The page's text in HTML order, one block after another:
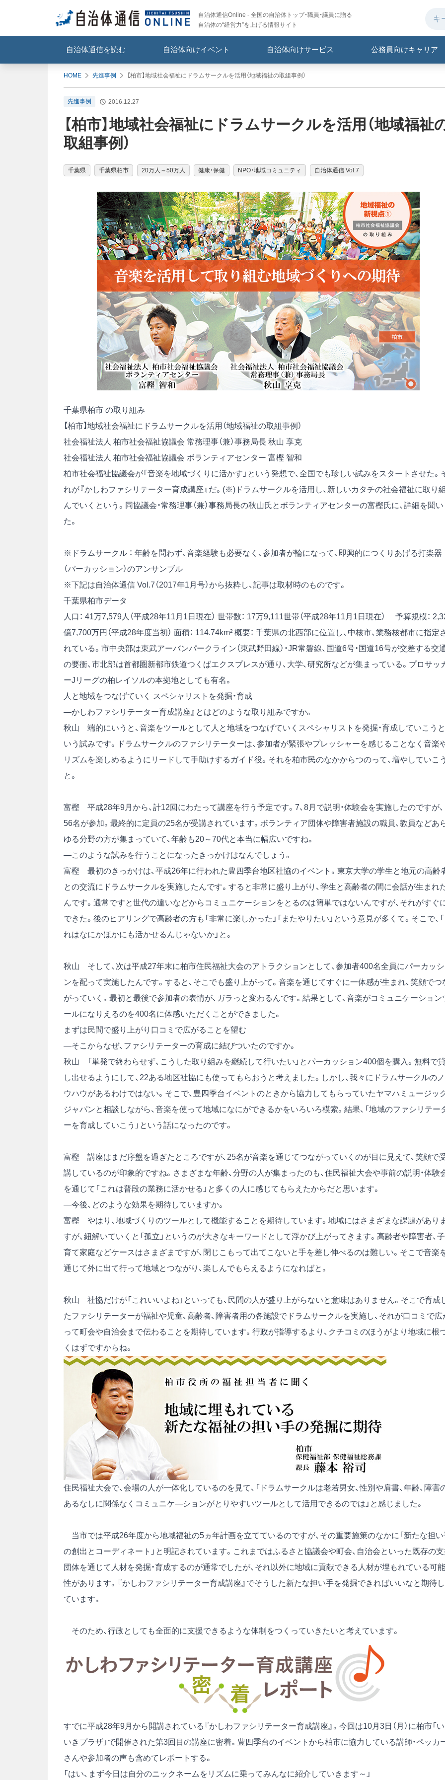
自治体通信Online - 全国の自治体トップ・職員・議員に贈る
自治体の“経営力”を上げる情報サイト
自治体通信を読む 自治体向けイベント 自治体向けサービス 公務員向けキャリア
HOME 先進事例 【柏市】地域社会福祉にドラムサークルを活用（地域福祉の取組事例）
先進事例 2016.12.27
【柏市】地域社会福祉にドラムサークルを活用（地域福祉
取組事例）
千葉県 千葉県柏市 20万人～50万人 健康・保健 NPO・地域コミュニティ 自治体通信 Vol.7
千葉県柏市 の取り組み
【柏市】地域社会福祉にドラムサークルを活用（地域福祉の取組事例）
社会福祉法人 柏市社会福祉協議会 常務理事（兼）事務局長 秋山 享克
社会福祉法人 柏市社会福祉協議会 ボランティアセンター 富樫 智和
柏市社会福祉協議会が「音楽を地域づくりに活かす」という発想で、全国でも珍しい試みをスタートさせた。
れが『かしわファシリテーター育成講座』だ。(※)ドラムサークルを活用し、新しいカタチの社会福祉に取り組
んでいくという。同協議会・常務理事（兼）事務局長の秋山氏とボランティアセンターの富樫氏に、詳細を聞い
た。
※ドラムサークル ： 年齢を問わず、音楽経験も必要なく、参加者が輪になって、即興的につくりあげる打楽器
（パーカッション）のアンサンブル
※下記は自治体通信 Vol.7（2017年1月号）から抜粋し、記事は取材時のものです。
千葉県柏市データ
人口： 41万7,579人（平成28年11月1日現在） 世帯数： 17万9,111世帯（平成28年11月1日現在）
予算規模：
億7,700万円（平成28年度当初） 面積： 114.74km² 概要： 千葉県の北西部に位置し、中核市、業務核都市に指定
れている。市中央部は東武アーバンパークライン（東武野田線）・JR常磐線、国道6号・国道16号が交差する交
の要衝、市北部は首都圏新都市鉄道つくばエクスプレスが通り、大学、研究所などが集まっている。プロサッ
ーJリーグの柏レイソルの本拠地としても有名。
人と地域をつなげていく スペシャリストを発掘・育成
―かしわファシリテーター育成講座』とはどのような取り組みですか。
秋山 端的にいうと、音楽をツールとして人と地域をつなげていくスペシャリストを発掘・育成していこうと
いう試みです。ドラムサークルのファシリテーターは、参加者が緊張やプレッシャーを感じることなく音楽
リズムを楽しめるようにリードして手助けするガイド役。それを柏市民のなかからつのって、増やしていこう
と。
富樫 平成28年9月から、計12回にわたって講座を行う予定です。7、8月で説明・体験会を実施したのですが、
56名が参加。最終的に定員の25名が受講されています。ボランティア団体や障害者施設の職員、教員などあ
ゆる分野の方が集まっていて、年齢も20～70代と本当に幅広いですね。
―このような試みを行うことになったきっかけはなんでしょう。
富樫 最初のきっかけは、平成26年に行われた豊四季台地区社協のイベント。東京大学の学生と地元の高齢
との交流にドラムサークルを実施したんです。すると非常に盛り上がり、学生と高齢者の間に会話が生まれ
んです。通常ですと世代の違いなどからコミュニケーションをとるのは簡単ではないんですが、それがすぐ
できた。後のヒアリングで高齢者の方も「非常に楽しかった」「またやりたい」という意見が多くて。そこで、「
れはなにかほかにも活かせるんじゃないか」と。
秋山 そして、次は平成27年末に柏市住民福祉大会のアトラクションとして、参加者400名全員にパーカッシ
ンを配って実施したんです。すると、そこでも盛り上がって。音楽を通じてすぐに一体感が生まれ、笑顔でつ
がっていく。最初と最後で参加者の表情が、ガラっと変わるんです。結果として、音楽がコミュニケーション
ールになりえるのを400名に体感いただくことができました。
まずは民間で盛り上がり口コミで広がることを望む
―そこからなぜ、ファシリテーターの育成に結びついたのですか。
秋山 「単発で終わらせず、こうした取り組みを継続して行いたい」とパーカッション400個を購入。無料で
し出せるようにして、22ある地区社協にも使ってもらおうと考えました。しかし、我々にドラムサークルのノ
ウハウがあるわけではない。そこで、豊四季台イベントのときから協力してもらっていたヤマハミュージッ
ジャパンと相談しながら、音楽を使って地域になにができるかをいろいろ模索。結果、「地域のファシリテー
ーを育成していこう」という話になったのです。
富樫 講座はまだ序盤を過ぎたところですが、25名が音楽を通じてつながっていくのが目に見えて、笑顔で
講しているのが印象的ですね。さまざまな年齢、分野の人が集まったのも、住民福祉大会や事前の説明・体験
を通じて「これは普段の業務に活かせる」と多くの人に感じてもらえたからだと思います。
―今後、どのような効果を期待していますか。
富樫 やはり、地域づくりのツールとして機能することを期待しています。地域にはさまざまな課題がありま
すが、紐解いていくと「孤立」というのが大きなキーワードとして浮かび上がってきます。高齢者や障害者、子
育て家庭などケースはさまざまですが、閉じこもって出てこないと手を差し伸べるのは難しい。そこで音楽
通じて外に出て行って地域とつながり、楽しんでもらえるようになればと。
秋山 社協だけが「これいいよね」といっても、民間の人が盛り上がらないと意味はありません。そこで育成
たファシリテーターが福祉や児童、高齢者、障害者用の各施設でドラムサークルを実施し、それが口コミで広
って町会や自治会まで伝わることを期待しています。行政が指導するより、クチコミのほうがより地域に根
くはずですからね。
住民福祉大会で、会場の人が一体化しているのを見て、「ドラムサークルは老若男女、性別や肩書、年齢、障害
あるなしに関係なくコミュニケ―ションがとりやすいツールとして活用できるのでは」と感じました。
当市では平成26年度から地域福祉の5ヵ年計画を立てているのですが、その重要施策のなかに「新たな担い
の創出とコーディネート」と明記されています。これまではふるさと協議会や町会、自治会といった既存の
団体を通じて人材を発掘・育成するのが通常でしたが、それ以外に地域に貢献できる人材が埋もれている可能
性があります。『かしわファシリテーター育成講座』でそうした新たな担い手を発掘できればいいなと期待し
ています。
そのため、行政としても全面的に支援できるような体制をつくっていきたいと考えています。
すでに平成28年9月から開講されている『かしわファシリテーター育成講座』。今回は10月3日（月）に柏市「い
いきプラザ」で開催された第3回目の講座に密着。豊四季台のイベントから柏市に協力している講師・ペッカ
さんや参加者の声も含めてレポートする。
「はい、まず今日は自分のニックネームをリズムに乗ってみんなに紹介していきます～」